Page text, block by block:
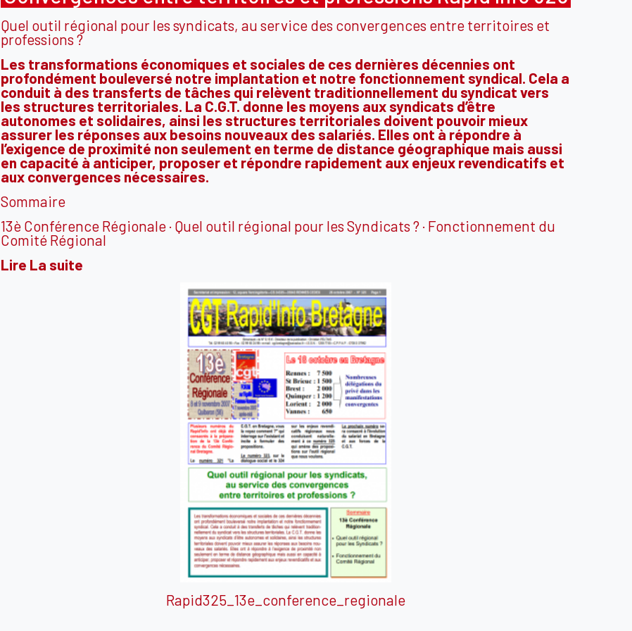
Quel outil régional pour les syndicats, au service des convergences entre territoires et
professions ?
Les transformations économiques et sociales de ces dernières décennies ont
profondément bouleversé notre implantation et notre fonctionnement syndical. Cela a
conduit à des transferts de tâches qui relèvent traditionnellement du syndicat vers
les structures territoriales. La C.G.T. donne les moyens aux syndicats d’être
autonomes et solidaires, ainsi les structures territoriales doivent pouvoir mieux
assurer les réponses aux besoins nouveaux des salariés. Elles ont à répondre à
l’exigence de proximité non seulement en terme de distance géographique mais aussi
en capacité à anticiper, proposer et répondre rapidement aux enjeux revendicatifs et
aux convergences nécessaires.
Sommaire
13è Conférence Régionale · Quel outil régional pour les Syndicats ? · Fonctionnement du
Comité Régional
Lire La suite
Rapid325_13e_conference_regionale